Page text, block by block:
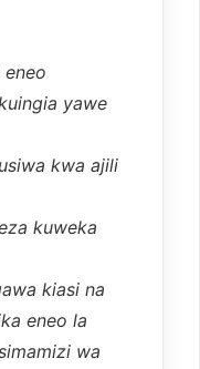
yawe
kwa ajili
kuweka
kiasi na
eneo la
wa